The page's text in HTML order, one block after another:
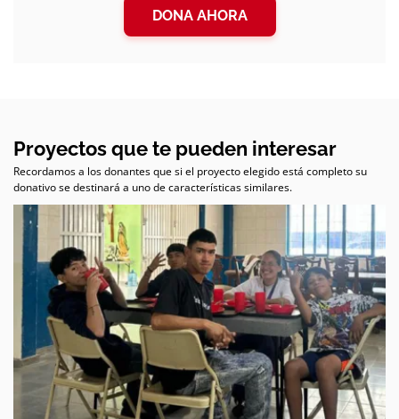
DONA AHORA
Proyectos que te pueden interesar
Recordamos a los donantes que si el proyecto elegido está completo su
donativo se destinará a uno de características similares.